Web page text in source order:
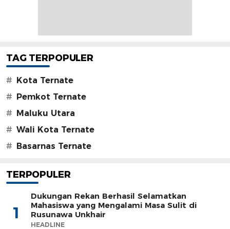
TAG TERPOPULER
# Kota Ternate
# Pemkot Ternate
# Maluku Utara
# Wali Kota Ternate
# Basarnas Ternate
TERPOPULER
1
Dukungan Rekan Berhasil Selamatkan
Mahasiswa yang Mengalami Masa Sulit di
Rusunawa Unkhair
HEADLINE